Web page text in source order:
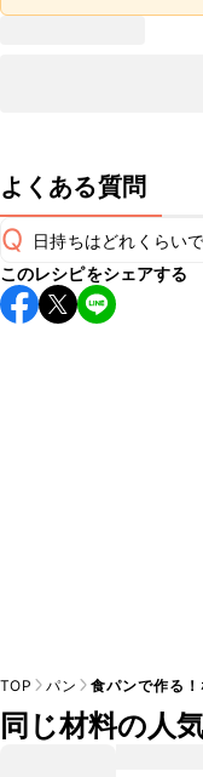
よくある質問
Q 日持ちはどれくらい
保存期間は冷蔵で当
し上がりください。
このレシピをシェアする
TOP パン 食パンで作る
同じ材料の人